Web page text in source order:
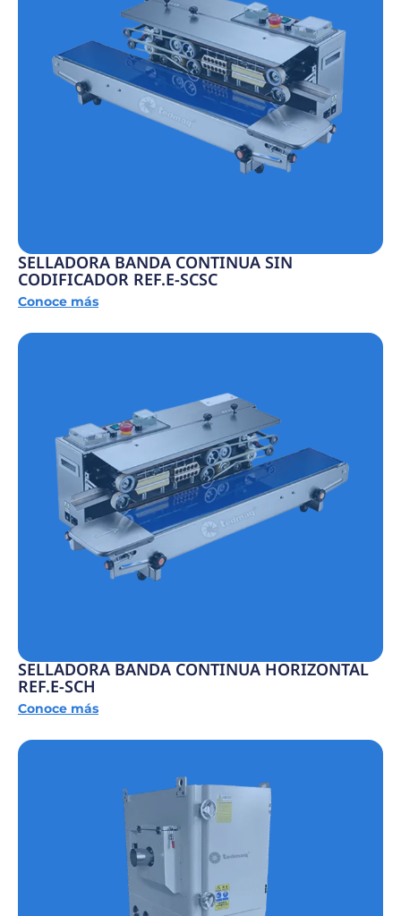
SELLADORA BANDA CONTINUA SIN
CODIFICADOR REF.E-SCSC
Conoce más
SELLADORA BANDA CONTINUA HORIZONTAL
REF.E-SCH
Conoce más